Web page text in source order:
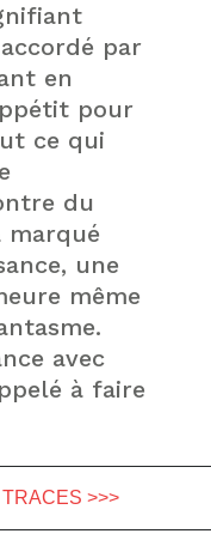
par
en
pour
ce qui
du
une
même
avec
à faire
TRACES >>>